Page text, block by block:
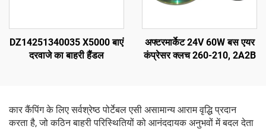
DZ14251340035 X5000 बाएं
दरवाजे का बाहरी हैंडल
अफ्टरमार्केट 24V 60W बस एयर
कंप्रेसर क्लच 260-210, 2A2B
कार कैंपिंग के लिए सर्वश्रेष्ठ पोर्टेबल एसी असामान्य आराम वृद्धि प्रदान
करता है, जो कठिन बाहरी परिस्थितियों को आनंददायक अनुभवों में बदल देता